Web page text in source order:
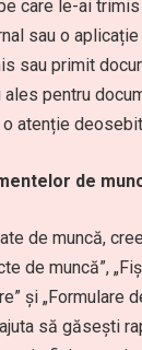
care le-ai
sau o
sau primit
pentru
atenție
de
de muncă,
de muncă”,
și „Formulare
să găsești